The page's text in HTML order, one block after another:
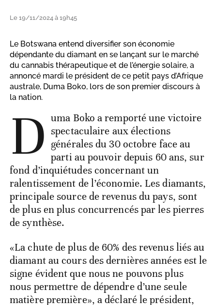
Le 19/11/2024 à 19h45
Le Botswana entend diversifier son économie
dépendante du diamant en se lançant sur le marché
du cannabis thérapeutique et de l’énergie solaire, a
annoncé mardi le président de ce petit pays d’Afrique
australe, Duma Boko, lors de son premier discours à
la nation.
D uma Boko a remporté une victoire
spectaculaire aux élections
générales du 30 octobre face au
parti au pouvoir depuis 60 ans, sur
fond d’inquiétudes concernant un
ralentissement de l’économie. Les diamants,
principale source de revenus du pays, sont
de plus en plus concurrencés par les pierres
de synthèse.
«La chute de plus de 60% des revenus liés au
diamant au cours des dernières années est le
signe évident que nous ne pouvons plus
nous permettre de dépendre d’une seule
matière première», a déclaré le président,